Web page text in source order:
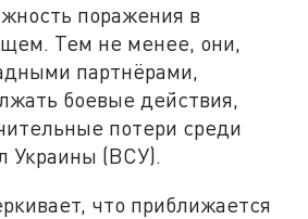
поражения в
Тем не менее, они,
партнёрами,
боевые действия,
потери среди
Украины (ВСУ).
что приближается